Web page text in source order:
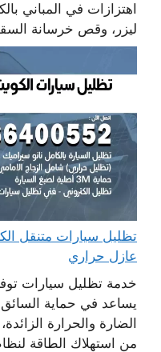
اهتزازات في المباني
ليزر، وقص خرسانة
عازل حراري
خدمة تظليل سيارات
يساعد في حماية
الضارة والحرارة
من استهلاك الطاقة